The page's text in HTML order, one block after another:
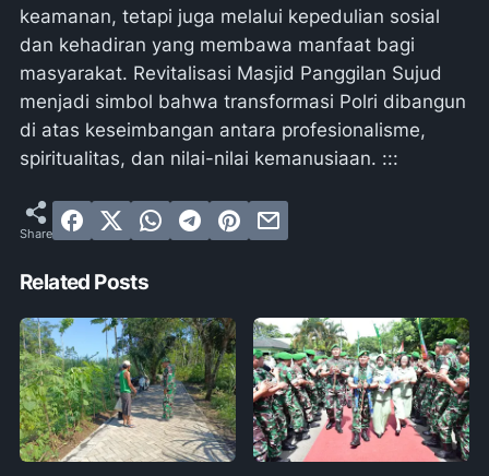
keamanan, tetapi juga melalui kepedulian sosial
dan kehadiran yang membawa manfaat bagi
masyarakat. Revitalisasi Masjid Panggilan Sujud
menjadi simbol bahwa transformasi Polri dibangun
di atas keseimbangan antara profesionalisme,
spiritualitas, dan nilai-nilai kemanusiaan. :::
Related Posts